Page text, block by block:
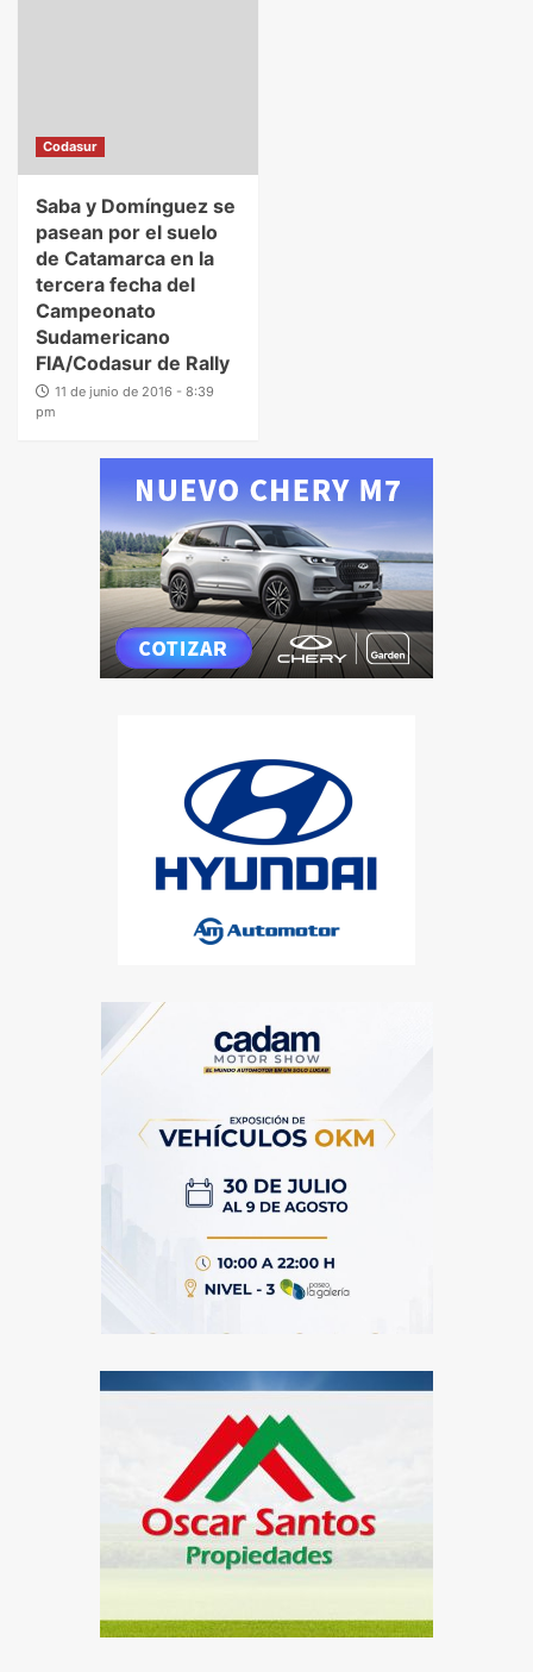
Codasur
Saba y Domínguez se
pasean por el suelo
de Catamarca en la
tercera fecha del
Campeonato
Sudamericano
FIA/Codasur de Rally
11 de junio de 2016 - 8:39
pm